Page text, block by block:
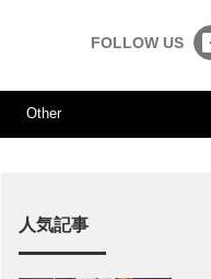
FOLLOW US
Other
人気記事